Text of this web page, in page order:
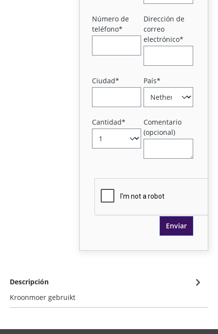
Número de
teléfono*
Dirección de
correo
electrónico*
Ciudad* País*
Cantidad*
Comentario
(opcional)
Enviar
Descripción
Kroonmoer gebruikt